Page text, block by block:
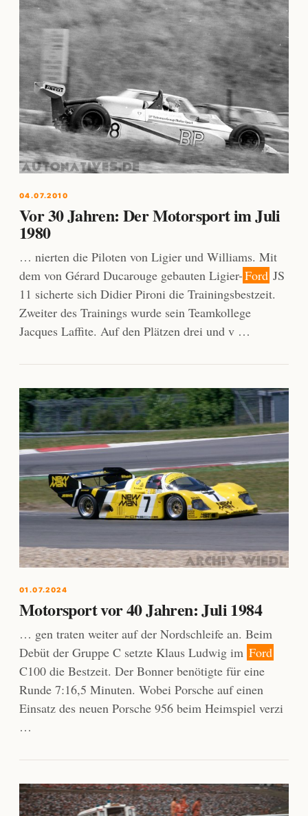
04.07.2010
Vor 30 Jahren: Der Motorsport im Juli
1980
… nierten die Piloten von Ligier und Williams. Mit
dem von Gérard Ducarouge gebauten Ligier-Ford JS
11 sicherte sich Didier Pironi die Trainingsbestzeit.
Zweiter des Trainings wurde sein Teamkollege
Jacques Laffite. Auf den Plätzen drei und v …
01.07.2024
Motorsport vor 40 Jahren: Juli 1984
… gen traten weiter auf der Nordschleife an. Beim
Debüt der Gruppe C setzte Klaus Ludwig im Ford
C100 die Bestzeit. Der Bonner benötigte für eine
Runde 7:16,5 Minuten. Wobei Porsche auf einen
Einsatz des neuen Porsche 956 beim Heimspiel verzi
…